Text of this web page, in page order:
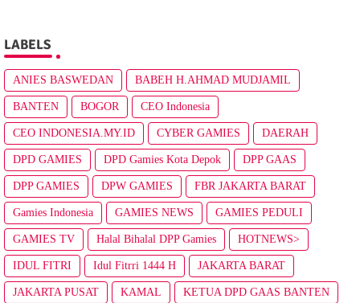
LABELS
ANIES BASWEDAN BABEH H.AHMAD MUDJAMIL
BANTEN BOGOR CEO Indonesia
CEO INDONESIA.MY.ID CYBER GAMIES DAERAH
DPD GAMIES DPD Gamies Kota Depok DPP GAAS
DPP GAMIES DPW GAMIES FBR JAKARTA BARAT
Gamies Indonesia GAMIES NEWS GAMIES PEDULI
GAMIES TV Halal Bihalal DPP Gamies HOTNEWS>
IDUL FITRI Idul Fitrri 1444 H JAKARTA BARAT
JAKARTA PUSAT KAMAL KETUA DPD GAAS BANTEN